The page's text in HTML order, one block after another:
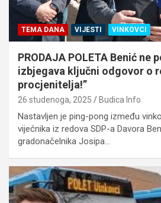
TEMA DANA VIJESTI VINKOVCI
PRODAJA POLETA Benić ne
izbjegava ključni odgovor o
procjenitelja!”
26 studenoga, 2025 Budica Info
Nastavljen je ping-pong između
vijećnika iz redova SDP-a Davora
gradonačelnika Josipa…